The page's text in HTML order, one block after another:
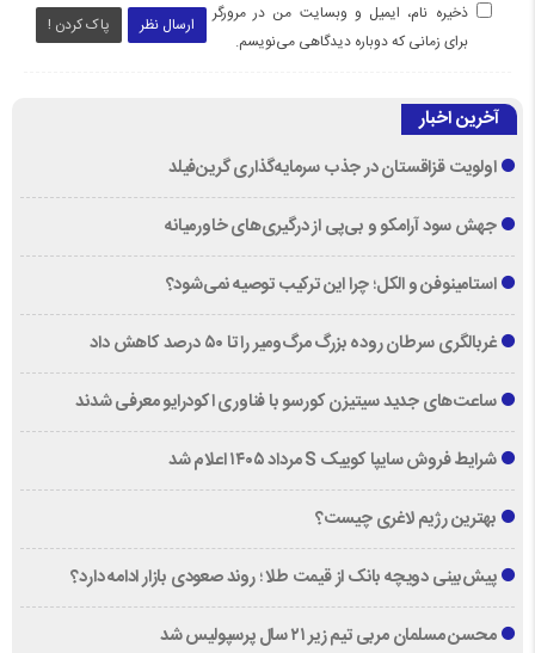
ارسال نظر پاک کردن !
ذخیره نام، ایمیل و وبسایت من در مرورگر
برای زمانی که دوباره دیدگاهی می‌نویسم.
آخرین اخبار
اولویت قزاقستان در جذب سرمایه‌گذاری گرین‌فیلد
جهش سود آرامکو و بی‌پی از درگیری‌های خاورمیانه
استامینوفن و الکل؛ چرا این ترکیب توصیه نمی‌شود؟
غربالگری سرطان روده بزرگ مرگ‌ومیر را تا ۵۰ درصد کاهش داد
ساعت‌های جدید سیتیزن کورسو با فناوری اکودرایو معرفی شدند
شرایط فروش سایپا کوییک S مرداد ۱۴۰۵ اعلام شد
بهترین رژیم لاغری چیست؟
پیش‌بینی دویچه‌ بانک از قیمت طلا ؛ روند صعودی بازار ادامه دارد؟
محسن مسلمان مربی تیم زیر ۲۱ سال پرسپولیس شد